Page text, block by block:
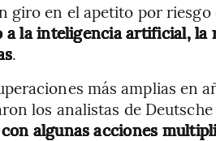
giro en el apetito por
la inteligencia artificial, la
.
más amplias en
los analistas de Deutsche
algunas acciones